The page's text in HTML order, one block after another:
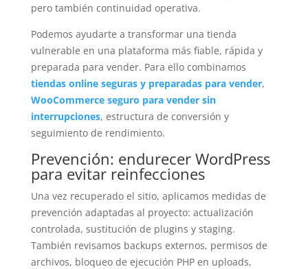
pero también continuidad operativa.
Podemos ayudarte a transformar una tienda
vulnerable en una plataforma más fiable, rápida y
preparada para vender. Para ello combinamos
tiendas online seguras y preparadas para vender,
WooCommerce seguro para vender sin
interrupciones, estructura de conversión y
seguimiento de rendimiento.
Prevención: endurecer WordPress
para evitar reinfecciones
Una vez recuperado el sitio, aplicamos medidas de
prevención adaptadas al proyecto: actualización
controlada, sustitución de plugins y staging.
También revisamos backups externos, permisos de
archivos, bloqueo de ejecución PHP en uploads,